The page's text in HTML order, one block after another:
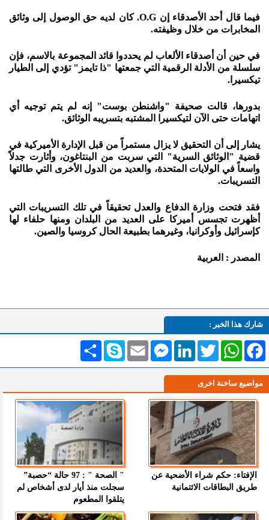
فيما قال أحد الأصدقاء إن O.G. كان لديه حق الوصول إلى وثائق
المخابرات من خلال وظيفته.
في حين أن أصدقاء الألعاب لم يحددوا قائد المجموعة بالاسم، فإن
سلسلة من الأدلة الرقمية التي جمعتها "ذا تايمز" تؤدي إلى الطيار
تيكسيرا.
بدورها، قالت صحيفة "واشنطن بوست" إنه لم يتم توجيه أي
اتهامات حتى الآن لتيكسيرا المشتبه بتسريبه الوثائق.
يشار إلى أن التحقيق لا يزال مستمراً من قبل الإدارة الأميركية في
قضية "الوثائق السرية" التي سربت من البنتاغون، وأثارت جدلاً
واسعاً في الولايات المتحدة، والعديد من الدول الأخرى التي طالتها
التسريبات.
فقد فتحت وزارة الدفاع والعدل تحقيقاً في تلك التسريبات التي
أظهرت تجسس أميركا على العديد من البلدان ومنها حلفاء لها
كإسرائيل وأوكرانيا، وغيرهما بطبيعة الحال كروسيا والصين.
المصدر : العربية
شارك هذا الخبر :
انشر Skype Email
MessengerLinkedInTwitterWhatsAppFacebook
مواضيع ساخنة اخرى
الإفتاء: حكم شراء الأضحية عن
طريق البطاقات الائتمانية
" الصحة " : 97 حالة “حصبة”
سجلت منذ أيار لدى أشخاص لم
يتلقوا المطعوم